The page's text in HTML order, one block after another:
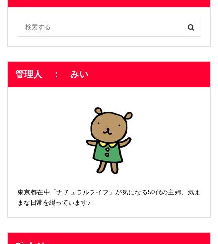
管理人 ： みい
東京都在中「ナチュラルライフ」が気になる50代の主婦。気ま
まな日常を綴っています♪